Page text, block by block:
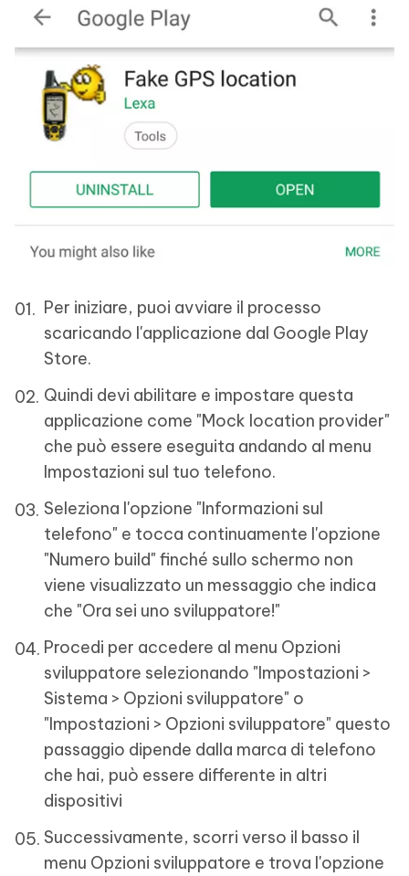
Per iniziare, puoi avviare il processo
scaricando l'applicazione dal Google Play
Store.
Quindi devi abilitare e impostare questa
applicazione come "Mock location provider"
che può essere eseguita andando al menu
Impostazioni sul tuo telefono.
Seleziona l'opzione "Informazioni sul
telefono" e tocca continuamente l'opzione
"Numero build" finché sullo schermo non
viene visualizzato un messaggio che indica
che "Ora sei uno sviluppatore!"
Procedi per accedere al menu Opzioni
sviluppatore selezionando "Impostazioni >
Sistema > Opzioni sviluppatore" o
"Impostazioni > Opzioni sviluppatore" questo
passaggio dipende dalla marca di telefono
che hai, può essere differente in altri
dispositivi
Successivamente, scorri verso il basso il
menu Opzioni sviluppatore e trova l'opzione